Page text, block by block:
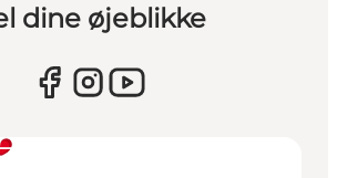
dine øjeblikke